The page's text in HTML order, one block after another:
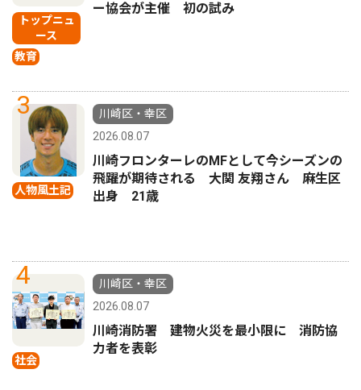
トップニュ
ース
教育
ー協会が主催 初の試み
3
人物風土記
川崎区・幸区
2026.08.07
川崎フロンターレのMFとして今シーズンの
飛躍が期待される 大関 友翔さん 麻生区
出身 21歳
4
社会
川崎区・幸区
2026.08.07
川崎消防署 建物火災を最小限に 消防協
力者を表彰